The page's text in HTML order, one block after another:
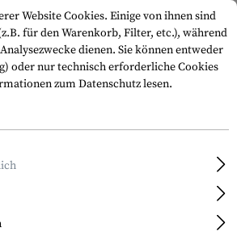
Website Cookies. Einige von ihnen sind
für den Warenkorb, Filter, etc.), während
dienen. Sie können entweder
oder nur technisch erforderliche Cookies
zum Datenschutz lesen.